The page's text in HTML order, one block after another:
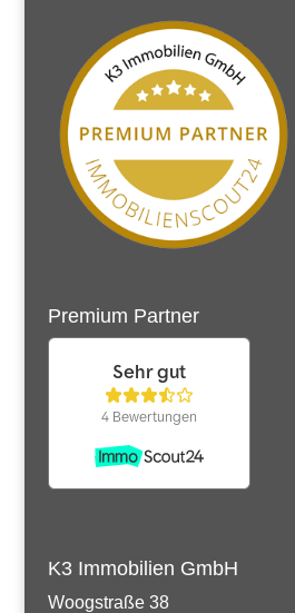
Premium Partner
K3 Immobilien GmbH
Woogstraße 38